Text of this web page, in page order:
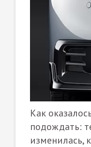
Как
подождать:
изменилась,